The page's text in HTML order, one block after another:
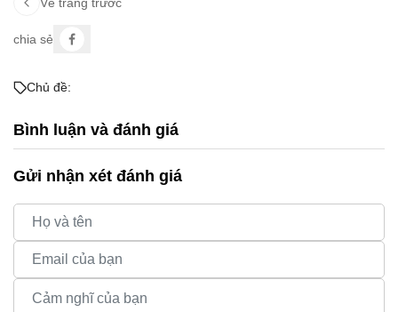
chia sẻ
Chủ đề:
Bình luận và đánh giá
Gửi nhận xét đánh giá